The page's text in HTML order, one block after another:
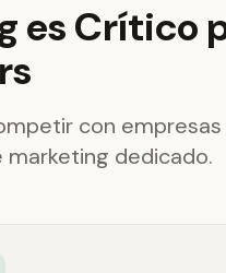
es Crítico
con empresas
marketing dedicado.